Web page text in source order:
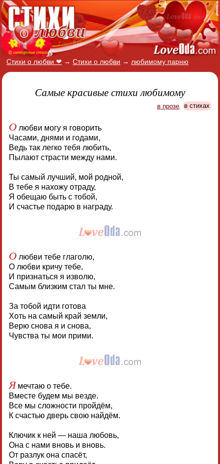
Стихи о любви ❤ → Стихи о любви → любимому парню
Самые красивые стихи любимому
в прозе, в стихах
Олюбви могу я говорить
Часами, днями и годами,
Ведь так легко тебя любить,
Пылают страсти между нами.
Ты самый лучший, мой родной,
В тебе я нахожу отраду,
Я обещаю быть с тобой,
И счастье подарю в награду.
Олюбви тебе глаголю,
О любви кричу тебе,
И признаться я изволю,
Самым близким стал ты мне.
За тобой идти готова
Хоть на самый край земли,
Верю снова я и снова,
Чувства ты мои прими.
Ямечтаю о тебе.
Вместе будем мы везде.
Все мы сложности пройдём,
К счастью дверь свою найдём.
Ключик к ней — наша любовь,
Она с нами вновь и вновь.
От разлук она спасёт,